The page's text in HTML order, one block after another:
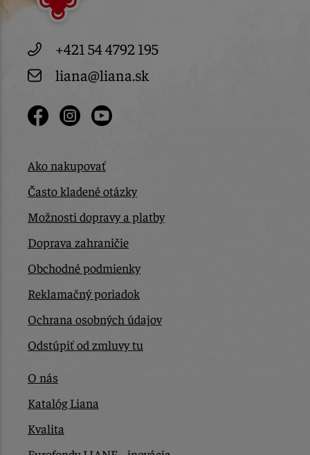
+421 54 4792 195
liana@liana.sk
Ako nakupovať
Často kladené otázky
Možnosti dopravy a platby
Doprava zahraničie
Obchodné podmienky
Reklamačný poriadok
Ochrana osobných údajov
Odstúpiť od zmluvy tu
O nás
Katalóg Liana
Kvalita